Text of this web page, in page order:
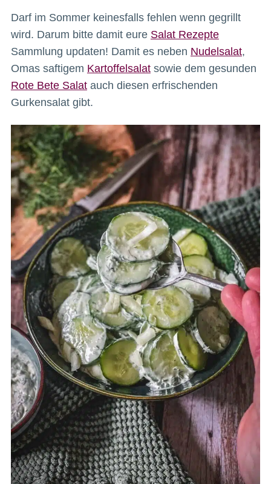
Darf im Sommer keinesfalls fehlen wenn gegrillt
wird. Darum bitte damit eure Salat Rezepte
Sammlung updaten! Damit es neben Nudelsalat,
Omas saftigem Kartoffelsalatsowie dem gesunden
Rote Bete Salatauch diesen erfrischenden
Gurkensalat gibt.